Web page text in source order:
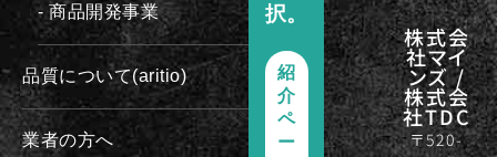
株式会
社マイ
ンズ /
株式会
社TDC
〒520-
択。
紹
介
ペ
ー
- 商品開発事業
品質について(aritio)
業者の方へ